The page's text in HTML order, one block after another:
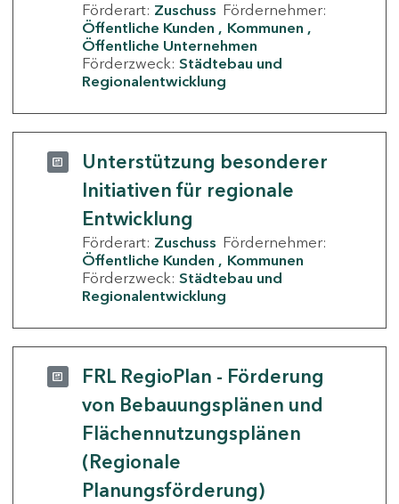
Förderart: Zuschuss Fördernehmer:
Öffentliche Kunden
Kommunen
Öffentliche Unternehmen
Förderzweck: Städtebau und
Regionalentwicklung
Unterstützung besonderer
Initiativen für regionale
Entwicklung
Förderart: Zuschuss Fördernehmer:
Öffentliche Kunden
Kommunen
Förderzweck: Städtebau und
Regionalentwicklung
FRL RegioPlan - Förderung
von Bebauungsplänen und
Flächennutzungsplänen
(Regionale
Planungsförderung)